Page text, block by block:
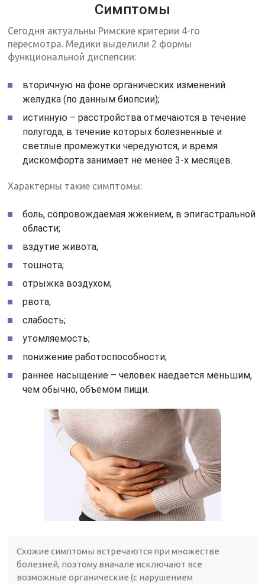
Симптомы
Сегодня актуальны Римские критерии 4-го
пересмотра. Медики выделили 2 формы
функциональной диспепсии:
вторичную на фоне органических изменений
желудка (по данным биопсии);
истинную – расстройства отмечаются в течение
полугода, в течение которых болезненные и
светлые промежутки чередуются, и время
дискомфорта занимает не менее 3-х месяцев.
Характерны такие симптомы:
боль, сопровождаемая жжением, в эпигастральной
области;
вздутие живота;
тошнота;
отрыжка воздухом;
рвота;
слабость;
утомляемость;
понижение работоспособности;
раннее насыщение – человек наедается меньшим,
чем обычно, объемом пищи.
Схожие симптомы встречаются при множестве
болезней, поэтому вначале исключают все
возможные органические (с нарушением